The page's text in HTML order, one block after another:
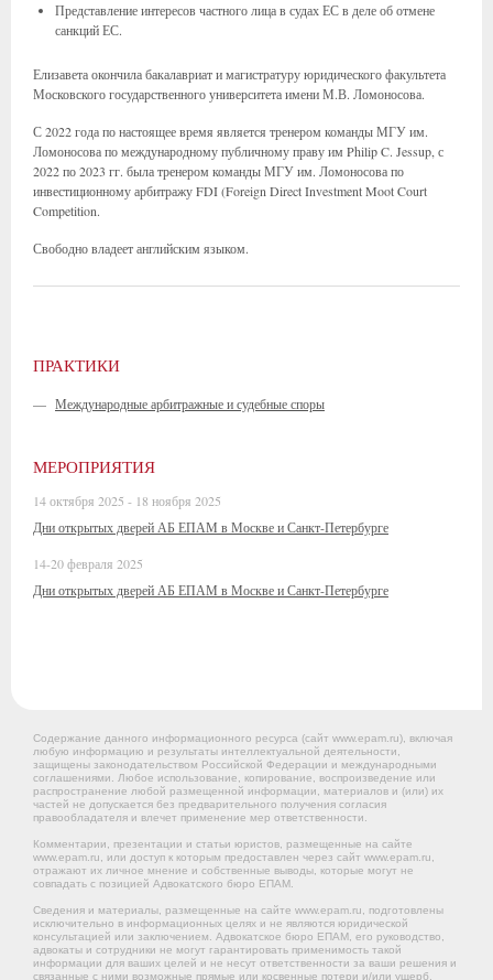
Представление интересов частного лица в судах ЕС в деле об отмене
санкций ЕС.
Елизавета окончила бакалавриат и магистратуру юридического факультета
Московского государственного университета имени М.В. Ломоносова.
С 2022 года по настоящее время является тренером команды МГУ им.
Ломоносова по международному публичному праву им Philip C. Jessup, с
2022 по 2023 гг. была тренером команды МГУ им. Ломоносова по
инвестиционному арбитражу FDI (Foreign Direct Investment Moot Court
Competition.
Свободно владеет английским языком.
ПРАКТИКИ
— Международные арбитражные и судебные споры
МЕРОПРИЯТИЯ
14 октября 2025 - 18 ноября 2025
Дни открытых дверей АБ ЕПАМ в Москве и Санкт-Петербурге
14-20 февраля 2025
Дни открытых дверей АБ ЕПАМ в Москве и Санкт-Петербурге
Содержание данного информационного ресурса (сайт www.epam.ru), включая
любую информацию и результаты интеллектуальной деятельности,
защищены законодательством Российской Федерации и международными
соглашениями. Любое использование, копирование, воспроизведение или
распространение любой размещенной информации, материалов и (или) их
частей не допускается без предварительного получения согласия
правообладателя и влечет применение мер ответственности.
Комментарии, презентации и статьи юристов, размещенные на сайте
www.epam.ru, или доступ к которым предоставлен через сайт www.epam.ru,
отражают их личное мнение и собственные выводы, которые могут не
совпадать с позицией Адвокатского бюро ЕПАМ.
Сведения и материалы, размещенные на сайте www.epam.ru, подготовлены
исключительно в информационных целях и не являются юридической
консультацией или заключением. Адвокатское бюро ЕПАМ, его руководство,
адвокаты и сотрудники не могут гарантировать применимость такой
информации для ваших целей и не несут ответственности за ваши решения и
связанные с ними возможные прямые или косвенные потери и/или ущерб,